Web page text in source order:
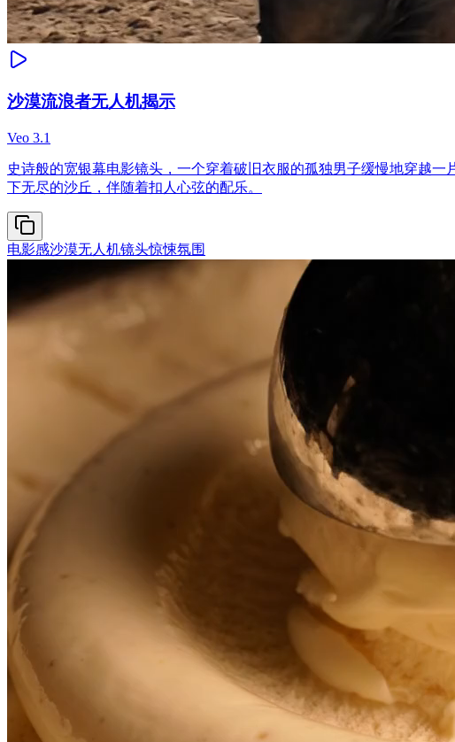
沙漠流浪者无人机揭示
Veo 3.1
史诗般的宽银幕电影镜头，一个穿着破旧衣服的孤独男子缓慢地穿越
下无尽的沙丘，伴随着扣人心弦的配乐。
电影感沙漠无人机镜头惊悚氛围